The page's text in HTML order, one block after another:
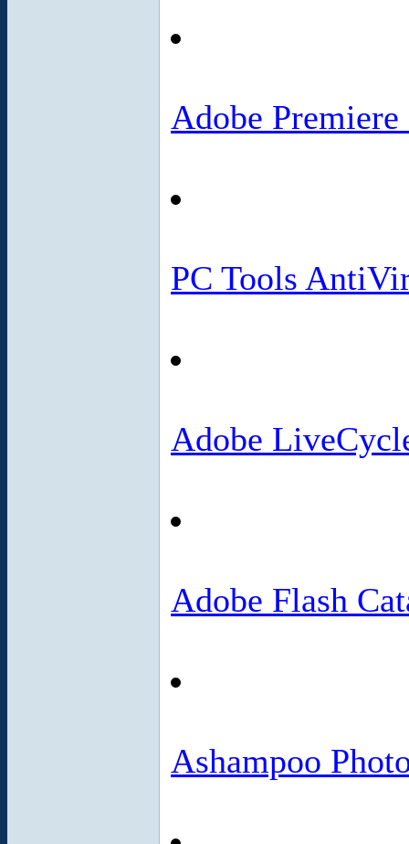
Adobe
PC Tools
Adobe
Adobe Flash
Ashampoo